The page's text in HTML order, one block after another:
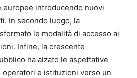
europee introducendo nuovi
In secondo luogo, la
le modalità di accesso ai
Infine, la crescente
ha alzato le aspettative
e istituzioni verso un